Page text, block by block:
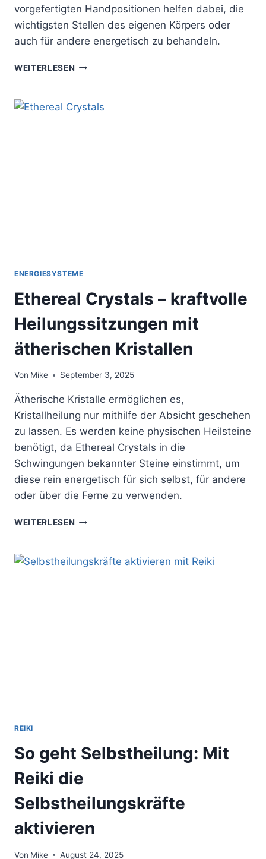
vorgefertigten Handpositionen helfen dabei, die
wichtigsten Stellen des eigenen Körpers oder
auch für andere energetisch zu behandeln.
WEITERLESEN REIKI
ZUR
SELBST-
ENERGIESYSTEME
Ethereal Crystals – kraftvolle
Heilungssitzungen mit
ätherischen Kristallen
Von Mike September 3, 2025
Ätherische Kristalle ermöglichen es,
Kristallheilung nur mithilfe der Absicht geschehen
zu lassen. Es werden keine physischen Heilsteine
benötigt, da Ethereal Crystals in die
Schwingungen bekannter Steine einstimmt, um
diese rein energetisch für sich selbst, für andere
oder über die Ferne zu verwenden.
WEITERLESEN ETHEREAL
KRAFTVOLLE
HEILUNGSSITZUNGEN
REIKI
So geht Selbstheilung: Mit
Reiki die
Selbstheilungskräfte
aktivieren
Von Mike August 24, 2025